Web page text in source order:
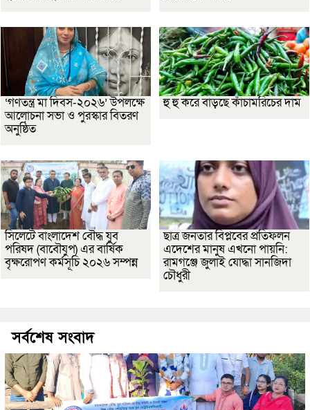
‘গণতন্ত্র মা দিবস-২০২৬’ উপলক্ষে
আলোচনা সভা ও পুরস্কার বিতরণ
অনুষ্ঠিত
হু হু করে বাড়ছে কাঁচামরিচের দাম
সিলেটে বাংলাদেশ বৌদ্ধ যুব
পরিষদ (বাবৌযুপ) এর বার্ষিক
বৃক্ষরোপণ কর্মসূচি ২০২৬ সম্পন্ন
ছাত্র জনতার বিপ্লবের প্রতিফলন
এদেশের মানুষ এখনো পায়নি:
রামগঞ্জে জুলাই যোদ্ধা সানজিদা
চৌধুরী
সর্বশেষ সংবাদ